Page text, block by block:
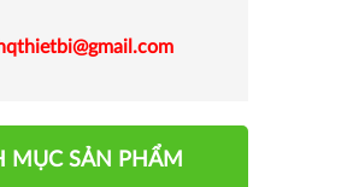
hqthietbi@gmail.com
MỤC SẢN PHẨM